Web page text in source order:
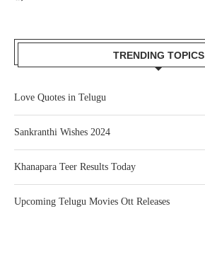
TRENDING TOPICS
Love Quotes in Telugu
Sankranthi Wishes 2024
Khanapara Teer Results Today
Upcoming Telugu Movies Ott Releases